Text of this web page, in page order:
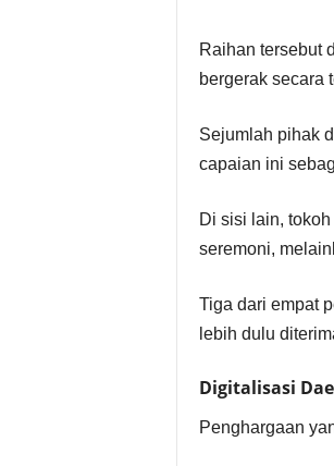
Raihan tersebut
bergerak secara
Sejumlah pihak
capaian ini
Di sisi lain,
seremoni,
Tiga dari empat
lebih dulu
Digitalisasi
Penghargaan